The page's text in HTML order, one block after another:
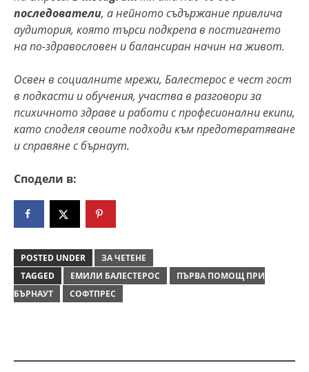
последователи, а нейното съдържание привлича
аудитория, която търси подкрепа в постигането
на по-здравословен и балансиран начин на живот.
Освен в социалните мрежи, Балестерос е чест гост
в подкасти и обучения, участва в разговори за
психичното здраве и работи с професионални екипи,
като споделя своите подходи към предотвратяване
и справяне с бърнаут.
Сподели в:
POSTED UNDER
ЗА ЧЕТЕНЕ
TAGGED
ЕМИЛИ БАЛЕСТЕРОС
ПЪРВА ПОМОЩ ПРИ
БЪРНАУТ
СОФТПРЕС